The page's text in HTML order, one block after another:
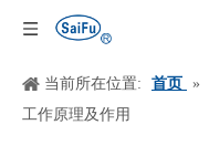
当前所在位置: 首页 »
工作原理及作用